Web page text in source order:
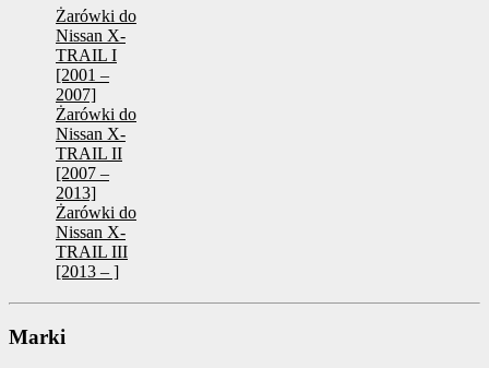
Żarówki do
Nissan X-
TRAIL I
[2001 –
2007]
Żarówki do
Nissan X-
TRAIL II
[2007 –
2013]
Żarówki do
Nissan X-
TRAIL III
[2013 – ]
Marki